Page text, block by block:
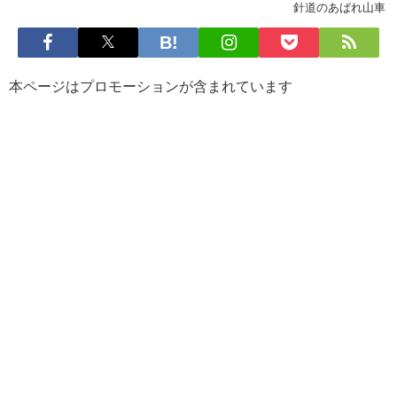
針道のあばれ山車
本ページはプロモーションが含まれています